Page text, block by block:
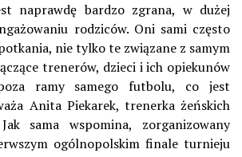
naprawdę bardzo zgrana, w dużej
rodziców. Oni sami często
nie tylko te związane z samym
trenerów, dzieci i ich opiekunów
ramy samego futbolu, co jest
Anita Piekarek, trenerka żeńskich
sama wspomina, zorganizowany
ogólnopolskim finale turnieju